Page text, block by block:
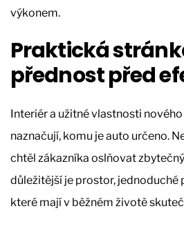
výkonem.
Praktická
přednost před
Interiér a užitné vlastnosti
naznačují, komu je auto určeno.
chtěl zákazníka oslňovat
důležitější je prostor, jednoduché
které mají v běžném životě